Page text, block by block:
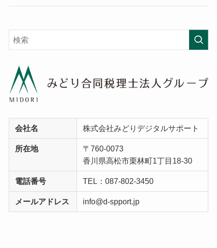
会社名 株式会社みどりデジタルサポート
所在地
〒760-0073
香川県高松市栗林町1丁目18-30
電話番号 TEL：087-802-3450
メールアドレス info@d-spport.jp